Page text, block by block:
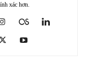
xác hơn.